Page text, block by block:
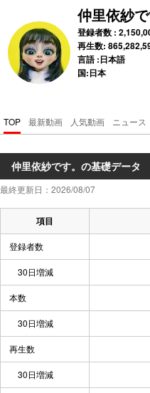
仲里依紗で
登録者数 :
再生数:
言語 :日本語
国:日本
TOP 最新動画 人気動画 ニュース
仲里依紗です。の基礎データ
最終更新日：2026/08/07
項目
登録者数
30日増減
本数
30日増減
再生数
30日増減